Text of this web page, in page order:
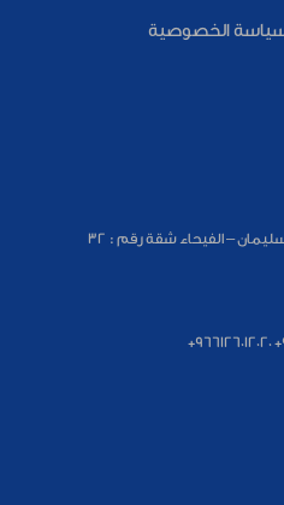
الخصوصية
مبنى رقم 4734 , شارع عبدالله سليمان – الفيحاء شقة رقم : 32